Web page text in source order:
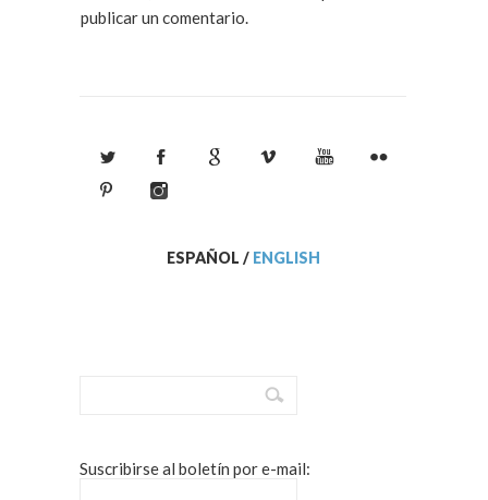
publicar un comentario.
ESPAÑOL / ENGLISH
Suscribirse al boletín por e-mail: